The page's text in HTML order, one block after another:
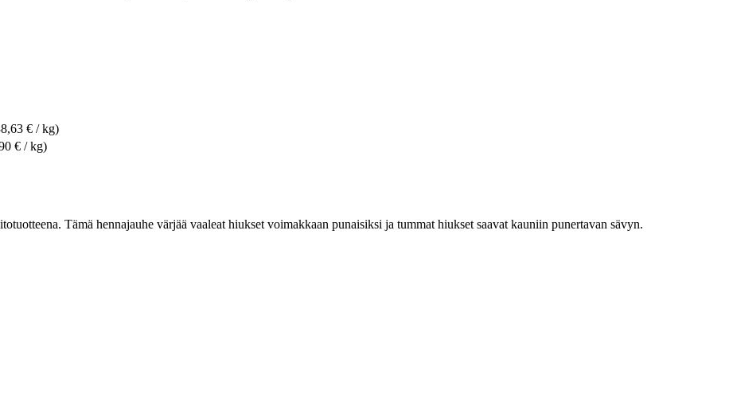
€ / kg)
€ / kg)
Tämä hennajauhe värjää vaaleat hiukset voimakkaan punaisiksi ja tummat hiukset saavat kauniin punertavan sävyn.